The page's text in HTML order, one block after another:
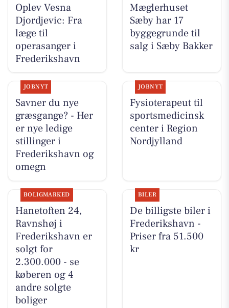
Oplev Vesna
Djordjevic: Fra
læge til
operasanger i
Frederikshavn
Mæglerhuset
Sæby har 17
byggegrunde til
salg i Sæby Bakker
JOBNYT
Savner du nye
græsgange? - Her
er nye ledige
stillinger i
Frederikshavn og
omegn
JOBNYT
Fysioterapeut til
sportsmedicinsk
center i Region
Nordjylland
BOLIGMARKED
Hanetoften 24,
Ravnshøj i
Frederikshavn er
solgt for
2.300.000 - se
køberen og 4
andre solgte
boliger
BILER
De billigste biler i
Frederikshavn -
Priser fra 51.500
kr